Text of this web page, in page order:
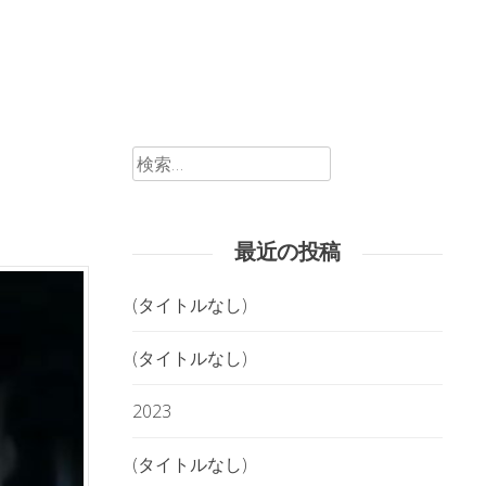
検
索:
最近の投稿
(タイトルなし)
(タイトルなし)
2023
(タイトルなし)